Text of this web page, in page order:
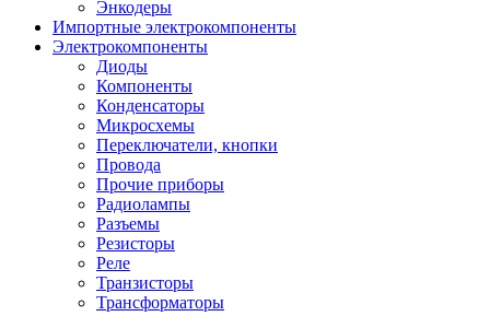
Энкодеры
Импортные электрокомпоненты
Электрокомпоненты
Диоды
Компоненты
Конденсаторы
Микросхемы
Переключатели, кнопки
Провода
Прочие приборы
Радиолампы
Разъемы
Резисторы
Реле
Транзисторы
Трансформаторы